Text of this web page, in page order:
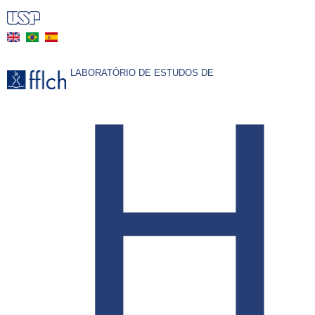
Pular
conteúdo
principal
LABORATÓRIO DE ESTUDOS DE